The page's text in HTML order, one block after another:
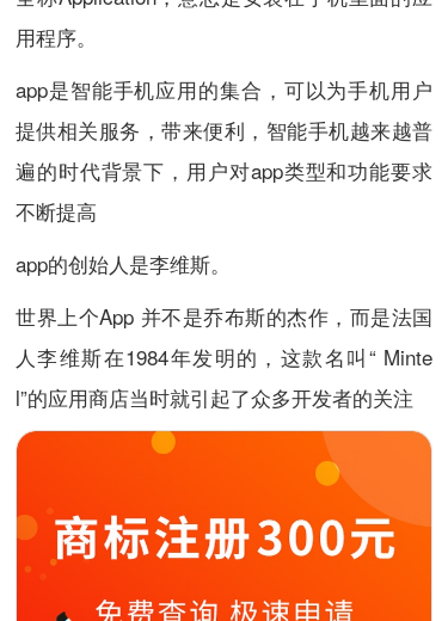
用程序。
app是智能手机应用的集合，可以为手机用户
提供相关服务，带来便利，智能手机越来越普
遍的时代背景下，用户对app类型和功能要求
不断提高
app的创始人是李维斯。
世界上个App 并不是乔布斯的杰作，而是法国
人李维斯在1984年发明的，这款名叫“ Minte
l”的应用商店当时就引起了众多开发者的关注